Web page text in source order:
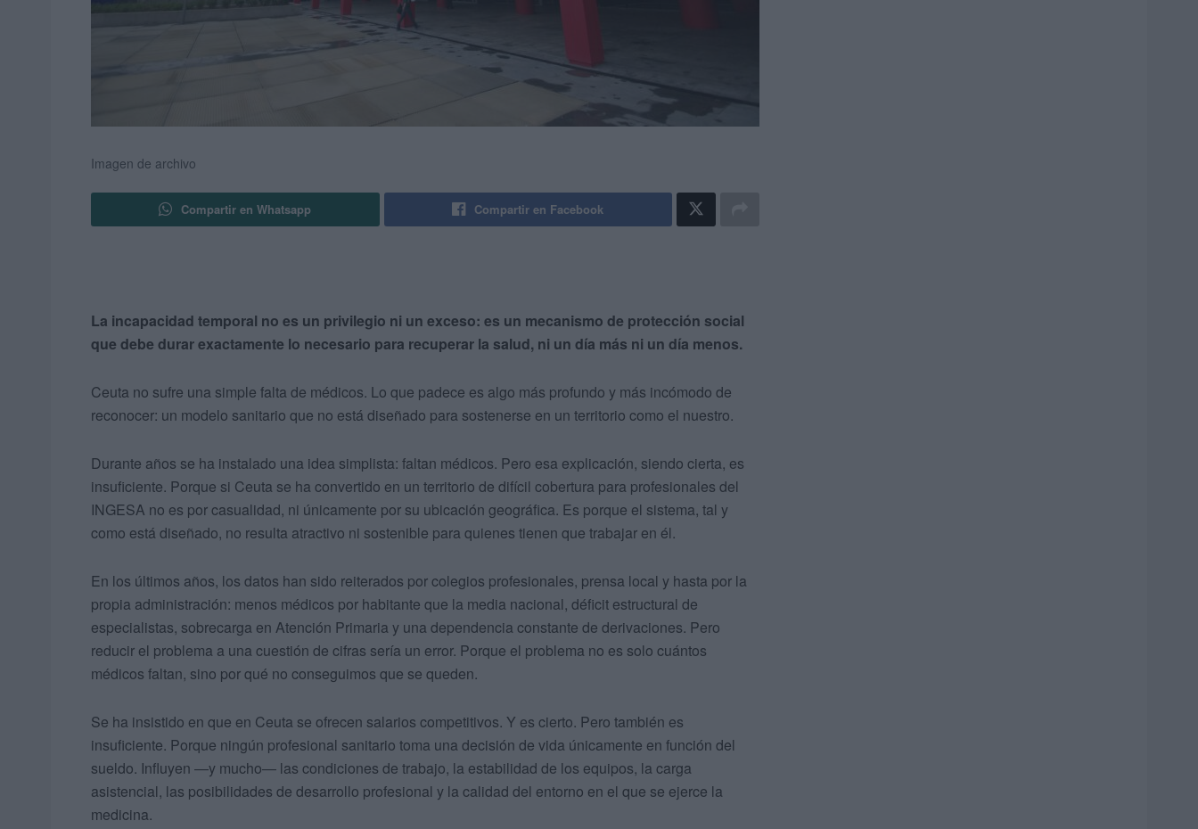
Imagen de archivo
Compartir en Whatsapp Compartir en Facebook
La incapacidad temporal no es un privilegio ni un exceso: es un mecanismo de protección social
que debe durar exactamente lo necesario para recuperar la salud, ni un día más ni un día menos.
Ceuta no sufre una simple falta de médicos. Lo que padece es algo más profundo y más incómodo de
reconocer: un modelo sanitario que no está diseñado para sostenerse en un territorio como el nuestro.
Durante años se ha instalado una idea simplista: faltan médicos. Pero esa explicación, siendo cierta, es
insuficiente. Porque si Ceuta se ha convertido en un territorio de difícil cobertura para profesionales del
INGESA no es por casualidad, ni únicamente por su ubicación geográfica. Es porque el sistema, tal y
como está diseñado, no resulta atractivo ni sostenible para quienes tienen que trabajar en él.
En los últimos años, los datos han sido reiterados por colegios profesionales, prensa local y hasta por la
propia administración: menos médicos por habitante que la media nacional, déficit estructural de
especialistas, sobrecarga en Atención Primaria y una dependencia constante de derivaciones. Pero
reducir el problema a una cuestión de cifras sería un error. Porque el problema no es solo cuántos
médicos faltan, sino por qué no conseguimos que se queden.
Se ha insistido en que en Ceuta se ofrecen salarios competitivos. Y es cierto. Pero también es
insuficiente. Porque ningún profesional sanitario toma una decisión de vida únicamente en función del
sueldo. Influyen —y mucho— las condiciones de trabajo, la estabilidad de los equipos, la carga
asistencial, las posibilidades de desarrollo profesional y la calidad del entorno en el que se ejerce la
medicina.